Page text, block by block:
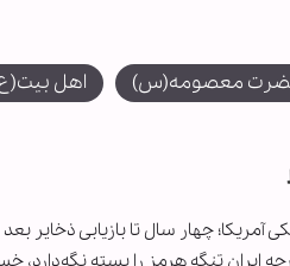
معصومه(س) اهل
آمریکا؛ چهار سال تا بازیابی ذخایر